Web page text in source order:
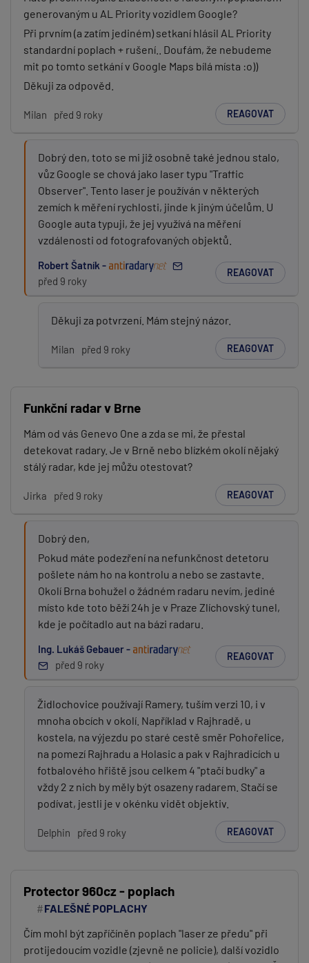
generovaným u AL Priority vozidlem Google?
Při prvním (a zatím jediném) setkaní hlásil AL Priority
standardní poplach + rušení.. Doufám, že nebudeme
mit po tomto setkání v Google Maps bílá místa :o))
Děkuji za odpověd.
Milan před 9 roky REAGOVAT
Dobrý den, toto se mi již osobně také jednou stalo,
vůz Google se chová jako laser typu "Traffic
Observer". Tento laser je používán v některých
zemích k měření rychlosti, jinde k jiným účelům. U
Google auta typuji, že jej využívá na měření
vzdálenosti od fotografovaných objektů.
Robert Šatník -
před 9 roky
REAGOVAT
Děkuji za potvrzení. Mám stejný názor.
Milan před 9 roky REAGOVAT
Funkční radar v Brne
Mám od vás Genevo One a zda se mi, že přestal
detekovat radary. Je v Brně nebo blízkém okolí nějaký
stálý radar, kde jej můžu otestovat?
Jirka před 9 roky REAGOVAT
Dobrý den,
Pokud máte podezření na nefunkčnost detetoru
pošlete nám ho na kontrolu a nebo se zastavte.
Okolí Brna bohužel o žádném radaru nevím, jediné
místo kde toto běží 24h je v Praze Zlíchovský tunel,
kde je počítadlo aut na bázi radaru.
Ing. Lukáš Gebauer -
před 9 roky
REAGOVAT
Židlochovice používají Ramery, tuším verzi 10, i v
mnoha obcích v okolí. Například v Rajhradě, u
kostela, na výjezdu po staré cestě směr Pohořelice,
na pomezí Rajhradu a Holasic a pak v Rajhradicích u
fotbalového hřiště jsou celkem 4 "ptačí budky" a
vždy 2 z nich by měly být osazeny radarem. Stačí se
podívat, jestli je v okénku vidět objektiv.
Delphin před 9 roky REAGOVAT
Protector 960cz - poplach
FALEŠNÉ POPLACHY
Čím mohl být zapříčíněn poplach "laser ze předu" při
protijedoucím vozidle (zjevně ne policie), další vozidlo